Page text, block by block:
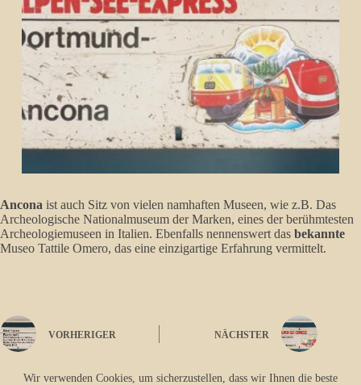
Wir verwenden Cookies, um sicherzustellen, dass wir Ihnen die beste
Ancona ist auch Sitz von vielen namhaften Museen, wie z.B. Das
Archeologische Nationalmuseum der Marken, eines der berühmtesten
Archeologiemuseen in Italien. Ebenfalls nennenswert das bekannte
Museo Tattile Omero, das eine einzigartige Erfahrung vermittelt.
VORHERIGER NÄCHSTER